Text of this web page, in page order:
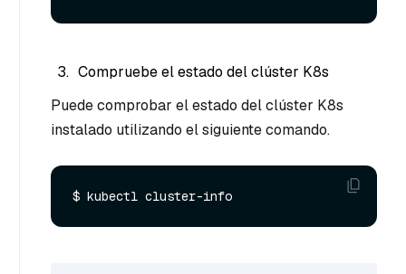
Compruebe el estado del clúster K8s
Puede comprobar el estado del clúster K8s
instalado utilizando el siguiente comando.